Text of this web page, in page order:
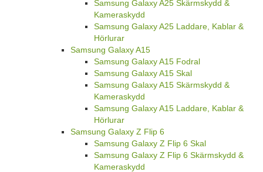
Samsung Galaxy A25 Skärmskydd &
Kameraskydd
Samsung Galaxy A25 Laddare, Kablar &
Hörlurar
Samsung Galaxy A15
Samsung Galaxy A15 Fodral
Samsung Galaxy A15 Skal
Samsung Galaxy A15 Skärmskydd &
Kameraskydd
Samsung Galaxy A15 Laddare, Kablar &
Hörlurar
Samsung Galaxy Z Flip 6
Samsung Galaxy Z Flip 6 Skal
Samsung Galaxy Z Flip 6 Skärmskydd &
Kameraskydd